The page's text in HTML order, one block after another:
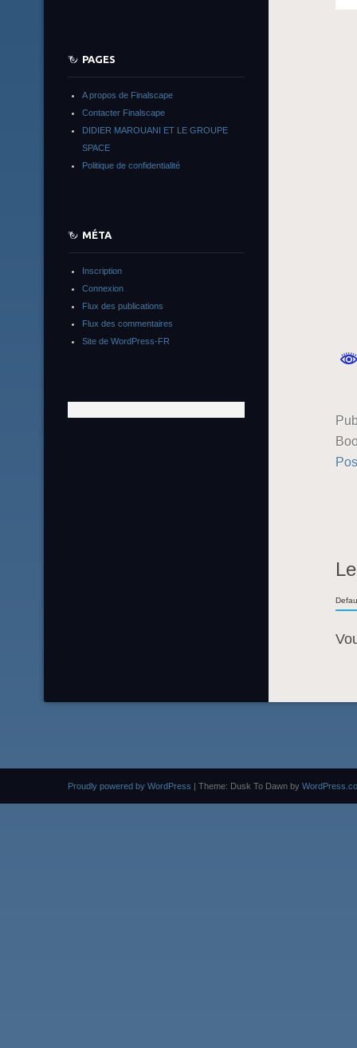
PAGES
A propos de Finalscape
Contacter Finalscape
DIDIER MAROUANI ET LE GROUPE
SPACE
Politique de confidentialité
MÉTA
Inscription
Connexion
Flux des publications
Flux des commentaires
Site de WordPress-FR
Proudly powered by WordPress | Theme: Dusk To Dawn by